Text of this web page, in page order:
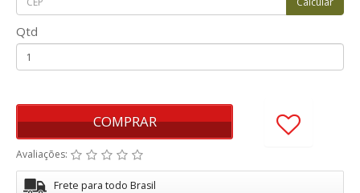
Qtd
COMPRAR
Avaliações:
Frete para todo Brasil